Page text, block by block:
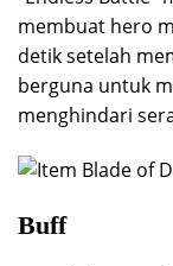
membuat hero
detik setelah
berguna untuk
menghindari
Buff